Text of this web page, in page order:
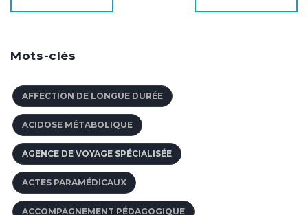
Mots-clés
AFFECTION DE LONGUE DURÉE
ACIDOSE MÉTABOLIQUE
AGENCE DE VOYAGE SPÉCIALISÉE
ACTES PARAMÉDICAUX
ACCOMPAGNEMENT PÉDAGOGIQUE